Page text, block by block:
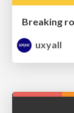
uxyall